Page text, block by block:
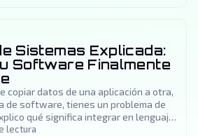
Sistemas Explicada:
Software Finalmente
copiar datos de una aplicación a otra,
de software, tienes un problema de
qué significa integrar en lenguaje
lectura